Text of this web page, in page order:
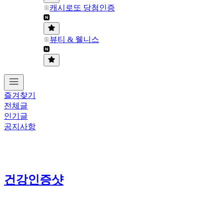
캐시로또 당첨인증
뷰티 & 웰니스
즐겨찾기
전체글
인기글
공지사항
건강인증샷